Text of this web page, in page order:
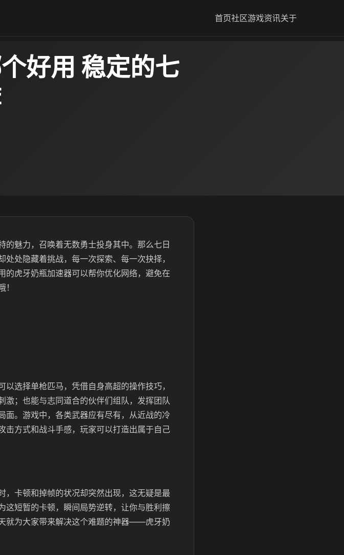
首页社区游戏资讯关于
好用 稳定的七
魅力，召唤着无数勇士投身其中。那么七日
处隐藏着挑战，每一次探索、每一次抉择，
的虎牙奶瓶加速器可以帮你优化网络，避免在
选择单枪匹马，凭借自身高超的操作技巧，
激；也能与志同道合的伙伴们组队，发挥团队
面。游戏中，各类武器应有尽有，从近战的冷
击方式和战斗手感，玩家可以打造出属于自己
，卡顿和掉帧的状况却突然出现，这无疑是最
这短暂的卡顿，瞬间局势逆转，让你与胜利擦
就为大家带来解决这个难题的神器——虎牙奶